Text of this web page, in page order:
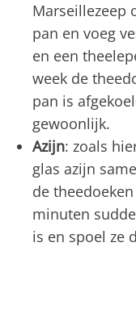
Marseillezeep
pan en voeg
en een
week de
pan is
gewoonlijk.
Azijn: zoals
glas azijn
de
minuten
is en spoel ze